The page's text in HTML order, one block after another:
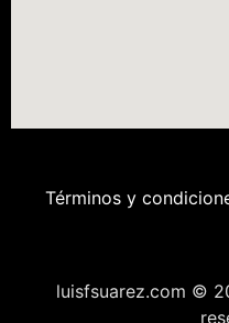
Términos y
luisfsuarez.com ©